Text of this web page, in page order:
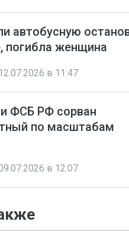
автобусную
погибла женщина
в 11:47
ФСБ РФ сорван
по масштабам
в 12:07